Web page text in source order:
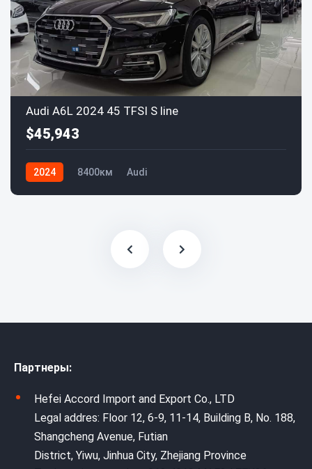
Audi A6L 2024 45 TFSI S line
$45,943
2024 8400км Audi
Партнеры:
Hefei Accord Import and Export Co., LTD
Legal addres: Floor 12, 6-9, 11-14, Building B, No. 188,
Shangcheng Avenue, Futian
District, Yiwu, Jinhua City, Zhejiang Province